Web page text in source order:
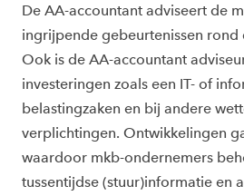
De AA-accountant adviseert de
ingrijpende gebeurtenissen rond
Ook is de AA-accountant
investeringen zoals een IT- of
belastingzaken en bij andere
verplichtingen. Ontwikkelingen
waardoor mkb-ondernemers
tussentijdse (stuur)informatie en